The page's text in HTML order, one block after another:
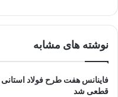
نوشته های مشابه
فاینانس هفت طرح فولاد استانی
قطعی شد